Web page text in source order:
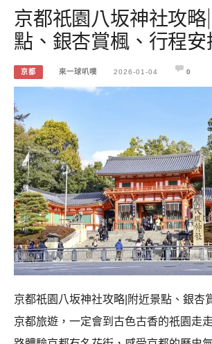
京都祇園八坂神社攻略
點、銀杏賞楓、行程安
京都 來一球叭噗 2026-01-04 0
京都祇園八坂神社攻略|附近景點、銀杏
京都旅遊，一定會到古色古香的祇園走